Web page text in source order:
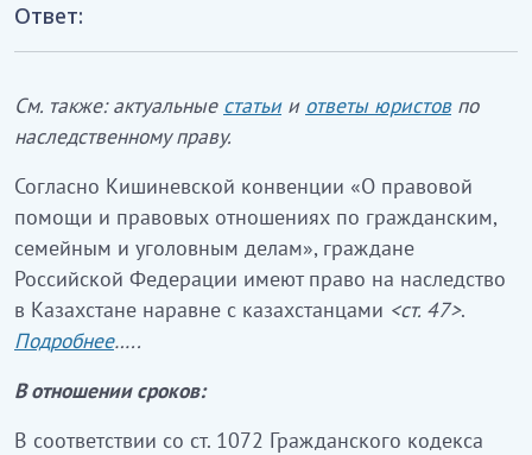
Ответ:
См. также: актуальные статьии ответы юристовпо
наследственному праву.
Согласно Кишиневской конвенции «О правовой
помощи и правовых отношениях по гражданским,
семейным и уголовным делам», граждане
Российской Федерации имеют право на наследство
в Казахстане наравне с казахстанцами <ст. 47>.
Подробнее…..
В отношении сроков:
В соответствии со ст. 1072 Гражданского кодекса